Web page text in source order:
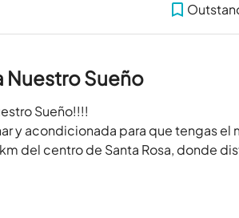
Nuestro Sueño
Sueño!!!!
y acondicionada para que tengas el
del centro de Santa Rosa, donde